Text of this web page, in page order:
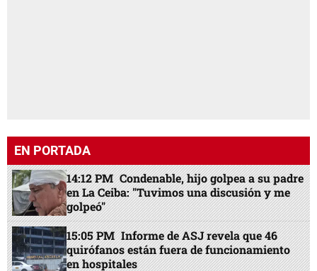
EN PORTADA
14:12 PM Condenable, hijo golpea a su padre
en La Ceiba: "Tuvimos una discusión y me
golpeó"
15:05 PM Informe de ASJ revela que 46
quirófanos están fuera de funcionamiento
en hospitales